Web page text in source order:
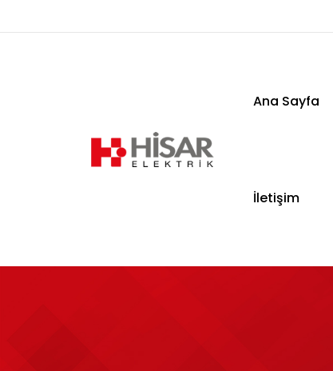
Ana Sayfa
İletişim